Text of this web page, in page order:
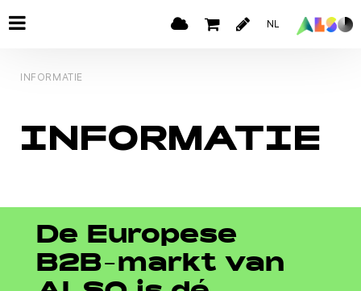
NL
INFORMATIE
INFORMATIE
De Europese
B2B-markt van